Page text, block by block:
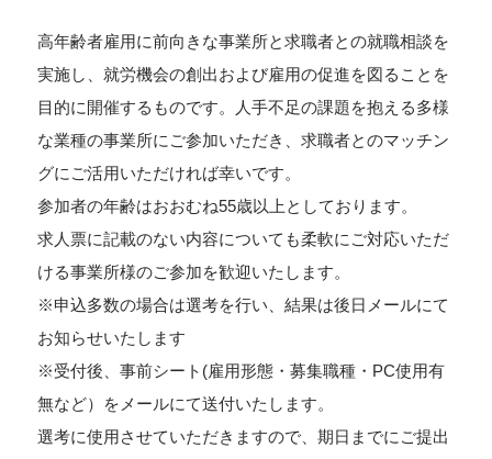
高年齢者雇用に前向きな事業所と求職者との就職相談を
実施し、就労機会の創出および雇用の促進を図ることを
目的に開催するものです。人手不足の課題を抱える多様
な業種の事業所にご参加いただき、求職者とのマッチン
グにご活用いただければ幸いです。
参加者の年齢はおおむね55歳以上としております。
求人票に記載のない内容についても柔軟にご対応いただ
ける事業所様のご参加を歓迎いたします。
※申込多数の場合は選考を行い、結果は後日メールにて
お知らせいたします
※受付後、事前シート(雇用形態・募集職種・PC使用有
無など）をメールにて送付いたします。
選考に使用させていただきますので、期日までにご提出